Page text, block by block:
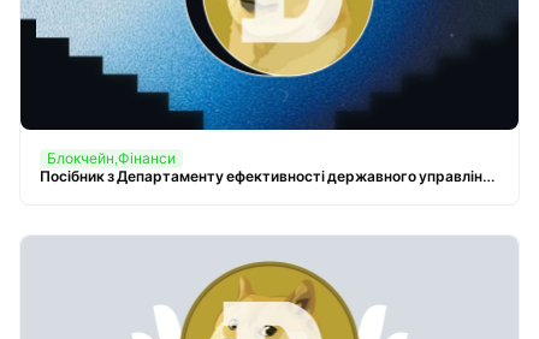
Блокчейн,Фінанси
Посібник з Департаменту ефективності державного управління (DOGE)